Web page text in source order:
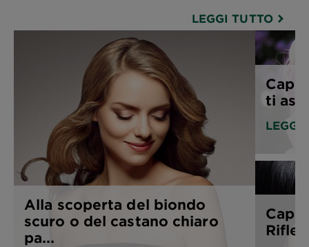
LEGGI TUTTO
Alla scoperta del biondo
scuro o del castano chiaro
pa...
ti
LEGGI